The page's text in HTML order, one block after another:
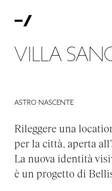
Villa
astro nascente
Rileggere una
per la città, aperta
La nuova identità
è un progetto di